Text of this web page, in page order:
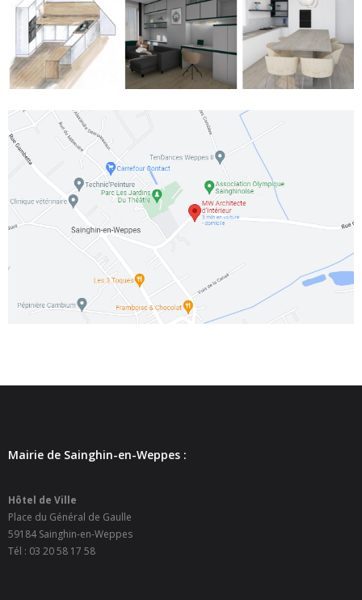
- Agence postale communale
- Culture
- - Billetterie en ligne – Agenda Culturel
- - Médiathèque LA PARENTHÈSE
- - Espace culturel « La Scène »
- - Espace Musical
- Emploi Insertion Jeunes
- - la Mission Locale Métropole Sud
- - Nord Emploi
- CCAS
- Police Municipale
Mairie de Sainghin-en-Weppes :
Hôtel de Ville
Place du Général de Gaulle
59184 Sainghin-en-Weppes
Tél : 03 20 58 17 58